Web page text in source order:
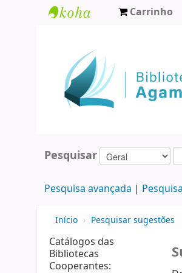
Agamenon
Magalhães
Carrinho
Pesquisar
Pesquisa avançada
Início › Pesquisar sugestões
Catálogos das
Bibliotecas
Cooperantes: